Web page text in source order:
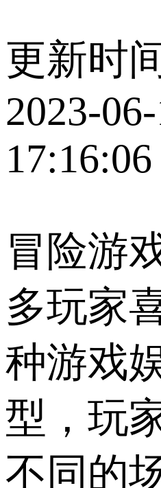
更新时
2023-
17:16:06
冒险游
多玩家
种游戏
型，玩
不同的